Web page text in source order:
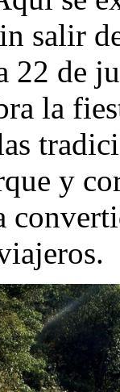
salir
22 de
la
y